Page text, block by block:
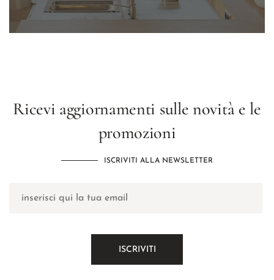
Ricevi aggiornamenti sulle novità e le
promozioni
ISCRIVITI ALLA NEWSLETTER